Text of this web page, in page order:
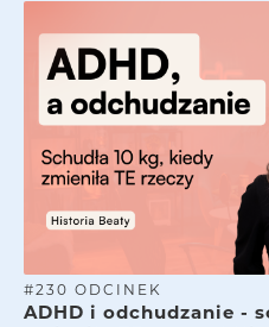
#230 ODCINEK
ADHD i odchudzanie -